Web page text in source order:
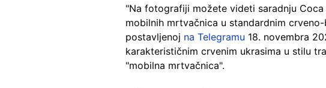
"Na fotografiji možete videti saradnju
mobilnih mrtvačnica u standardnim
postavljenoj na Telegramu 18. novembra
karakterističnim crvenim ukrasima u stilu
"mobilna mrtvačnica".